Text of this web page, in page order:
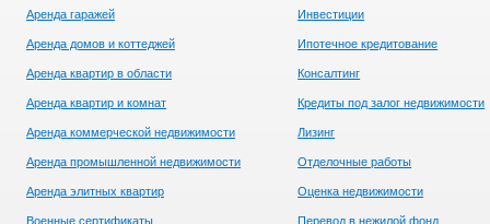
Аренда гаражей
Аренда домов и коттеджей
Аренда квартир в области
Аренда квартир и комнат
Аренда коммерческой недвижимости
Аренда промышленной недвижимости
Аренда элитных квартир
Военные сертификаты
Инвестиции
Ипотечное кредитование
Консалтинг
Кредиты под залог недвижимости
Лизинг
Отделочные работы
Оценка недвижимости
Перевод в нежилой фонд